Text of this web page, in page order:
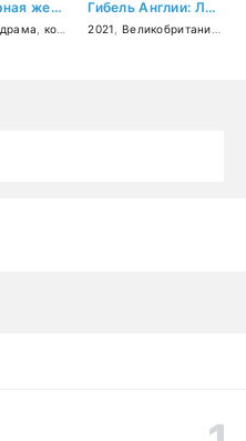
Миниатюрная жена
драма комедия
Гибель Англии: Лицом к лицу
2021 Великобритания